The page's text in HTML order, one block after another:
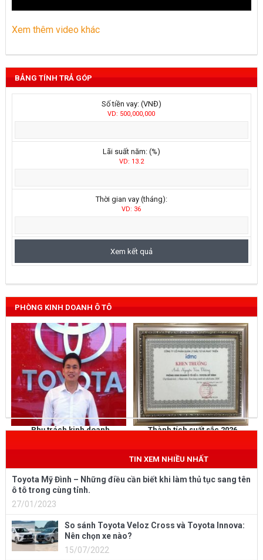
Xem thêm video khác
BẢNG TÍNH TRẢ GÓP
Số tiền vay: (VNĐ)
VD: 500,000,000
Lãi suất năm: (%)
VD: 13.2
Thời gian vay (tháng):
VD: 36
PHÒNG KINH DOANH Ô TÔ
Phụ trách kinh doanh Thành tích suất sắc 2026
TIN XEM NHIỀU NHẤT
Toyota Mỹ Đình – Những điều cần biết khi làm thủ tục sang tên
ô tô trong cùng tỉnh.
27/01/2023
So sánh Toyota Veloz Cross và Toyota Innova:
Nên chọn xe nào?
15/07/2022